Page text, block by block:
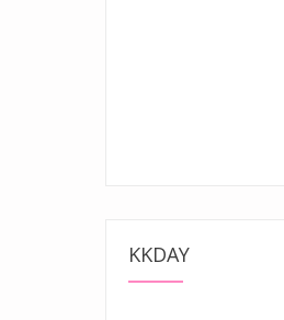
KKDAY